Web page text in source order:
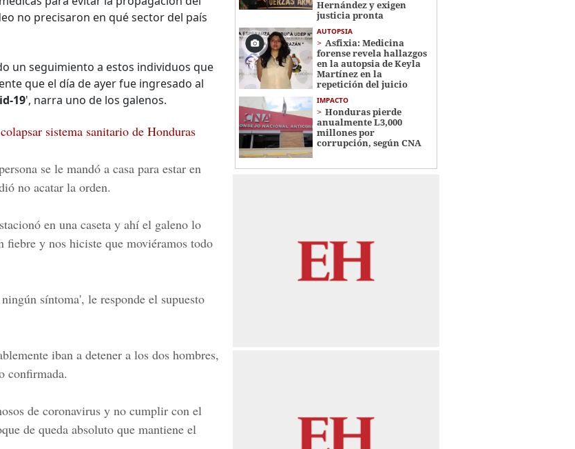
no precisaron en qué sector del país
un seguimiento a estos individuos que
que el día de ayer fue ingresado al
19', narra uno de los galenos.
sistema sanitario de Honduras
se le mandó a casa para estar en
no acatar la orden.
en una caseta y ahí el galeno lo
fiebre y nos hiciste que moviéramos todo
síntoma', le responde el supuesto
iban a detener a los dos hombres,
confirmada.
de coronavirus y no cumplir con el
de queda absoluto que mantiene el
Hernández y exigen
justicia pronta
AUTOPSIA
Asfixia: Medicina
forense revela hallazgos
en la autopsia de Keyla
Martínez en la
repetición del juicio
IMPACTO
Honduras pierde
anualmente L3,000
millones por
corrupción, según CNA